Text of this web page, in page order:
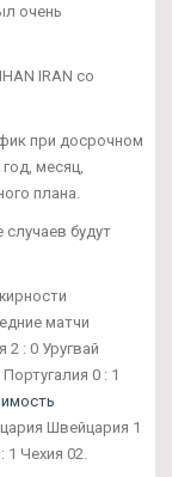
очень
IRAN со
при досрочном
месяц,
плана.
будут
матчи
2 : 0 Уругвай
0 : 1
Швейцария 1
1 Чехия 02.